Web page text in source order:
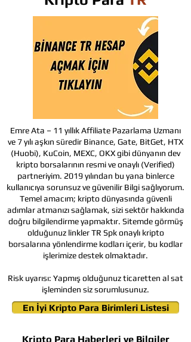
Kripto Para Haberleri ve Bilgiler
En İyi Kripto Para Birimleri Listesi
Emre Ata – 11 yıllık Affiliate Pazarlama Uzmanı
ve 7 yılı aşkın süredir Binance, Gate, BitGet, HTX
(Huobi), KuCoin, MEXC, OKX gibi dünyanın dev
kripto borsalarının resmi ve onaylı (Verified)
partneriyim. 2019 yılından bu yana binlerce
kullanıcıya sorunsuz ve güvenilir Bilgi sağlıyorum.
Temel amacım; kripto dünyasında güvenli
adımlar atmanızı sağlamak, sizi sektör hakkında
doğru bilgilendirme yapmaktır. Sitemde görmüş
olduğunuz linkler TR Spk onaylı kripto
borsalarına yönlendirme kodları içerir, bu kodlar
işlerimize destek olmaktadır.
Risk uyarısı: Yapmış olduğunuz ticaretten al sat
işleminden siz sorumlusunuz.